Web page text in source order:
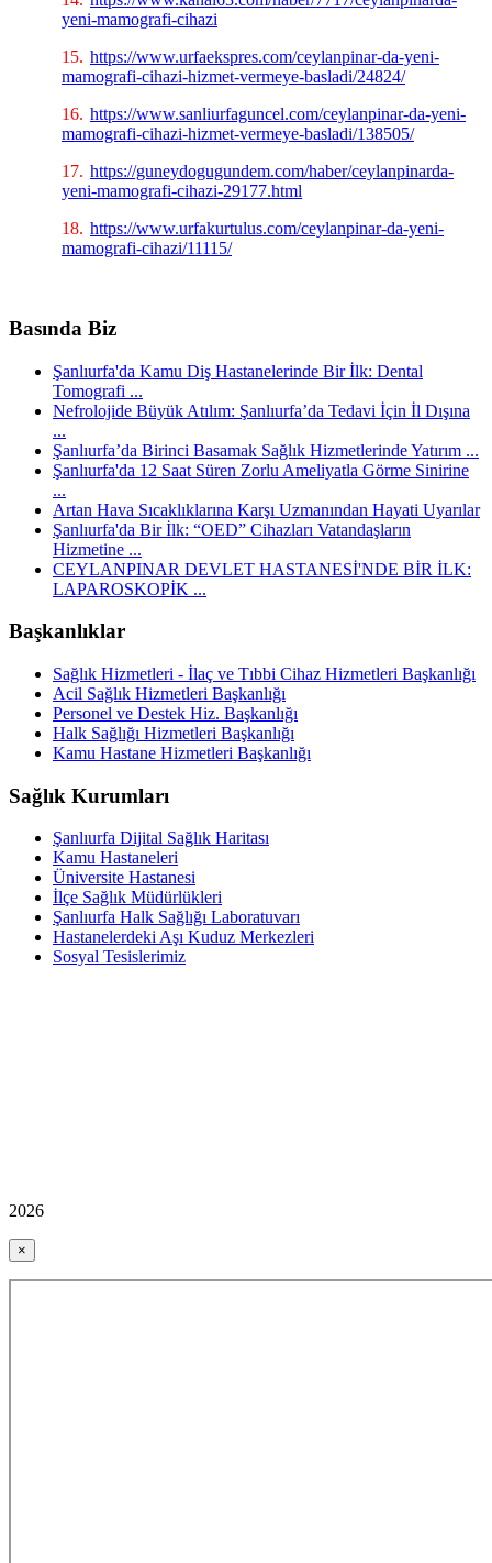
yeni-mamografi-cihazi
15. https://www.urfaekspres.com/ceylanpinar-da-yeni-
mamografi-cihazi-hizmet-vermeye-basladi/24824/
16. https://www.sanliurfaguncel.com/ceylanpinar-da-yeni-
mamografi-cihazi-hizmet-vermeye-basladi/138505/
17. https://guneydogugundem.com/haber/ceylanpinarda-
yeni-mamografi-cihazi-29177.html
18. https://www.urfakurtulus.com/ceylanpinar-da-yeni-
mamografi-cihazi/11115/
Basında Biz
Şanlıurfa'da Kamu Diş Hastanelerinde Bir İlk: Dental
Tomografi ...
Nefrolojide Büyük Atılım: Şanlıurfa’da Tedavi İçin İl Dışına
...
Şanlıurfa’da Birinci Basamak Sağlık Hizmetlerinde Yatırım ...
Şanlıurfa'da 12 Saat Süren Zorlu Ameliyatla Görme Sinirine
...
Artan Hava Sıcaklıklarına Karşı Uzmanından Hayati Uyarılar
Şanlıurfa'da Bir İlk: “OED” Cihazları Vatandaşların
Hizmetine ...
CEYLANPINAR DEVLET HASTANESİ'NDE BİR İLK:
LAPAROSKOPİK ...
Başkanlıklar
Sağlık Hizmetleri - İlaç ve Tıbbi Cihaz Hizmetleri Başkanlığı
Acil Sağlık Hizmetleri Başkanlığı
Personel ve Destek Hiz. Başkanlığı
Halk Sağlığı Hizmetleri Başkanlığı
Kamu Hastane Hizmetleri Başkanlığı
Sağlık Kurumları
Şanlıurfa Dijital Sağlık Haritası
Kamu Hastaneleri
Üniversite Hastanesi
İlçe Sağlık Müdürlükleri
Şanlıurfa Halk Sağlığı Laboratuvarı
Hastanelerdeki Aşı Kuduz Merkezleri
Sosyal Tesislerimiz
2026
×